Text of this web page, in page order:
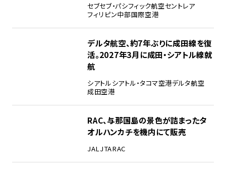
セブセブ・パシフィック航空セントレア
フィリピン中部国際空港
デルタ航空、約7年ぶりに成田線を復
活。2027年3月に成田・シアトル線就
航
シアトルシアトル・タコマ空港デルタ航空
成田空港
RAC、与那国島の景色が詰まったタ
オルハンカチを機内にて販売
JALJTARAC